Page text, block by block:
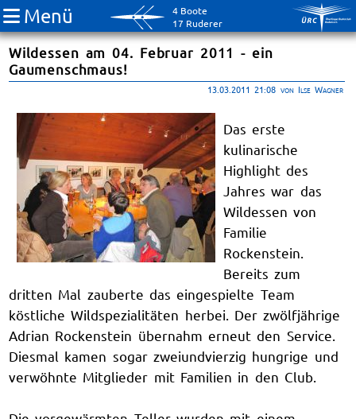
4 Boote
17 Ruderer
Menü
Wildessen am 04. Februar 2011 - ein
Gaumenschmaus!
13.03.2011 21:08 von Ilse Wagner
Das erste
kulinarische
Highlight des
Jahres war das
Wildessen von
Familie
Rockenstein.
Bereits zum
dritten Mal zauberte das eingespielte Team
köstliche Wildspezialitäten herbei. Der zwölfjährige
Adrian Rockenstein übernahm erneut den Service.
Diesmal kamen sogar zweiundvierzig hungrige und
verwöhnte Mitglieder mit Familien in den Club.